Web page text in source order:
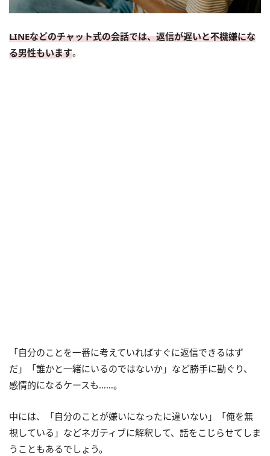
LINEなどのチャット式の会話では、返信が遅いと不機嫌にな
る男性もいます。
「自分のことを一番に考えていればすぐに返信できるはず
だ」「誰かと一緒にいるのではないか」など勝手に勘ぐり、
感情的になるケースも……。
中には、「自分のことが嫌いになったに違いない」「俺を無
視している」などネガティブに解釈して、話をこじらせてしま
うこともあるでしょう。